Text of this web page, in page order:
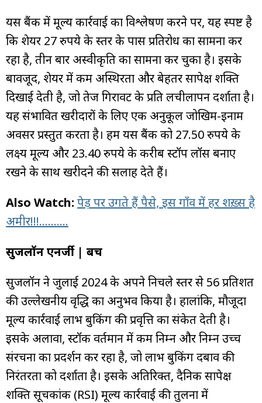
यस बैंक में मूल्य कार्रवाई का विश्लेषण करने पर, यह स्पष्ट है
कि शेयर 27 रुपये के स्तर के पास प्रतिरोध का सामना कर
रहा है, तीन बार अस्वीकृति का सामना कर चुका है। इसके
बावजूद, शेयर में कम अस्थिरता और बेहतर सापेक्ष शक्ति
दिखाई देती है, जो तेज गिरावट के प्रति लचीलापन दर्शाता है।
यह संभावित खरीदारों के लिए एक अनुकूल जोखिम-इनाम
अवसर प्रस्तुत करता है। हम यस बैंक को 27.50 रुपये के
लक्ष्य मूल्य और 23.40 रुपये के करीब स्टॉप लॉस बनाए
रखने के साथ खरीदने की सलाह देते हैं।
Also Watch: पेड़ पर उगते हैं पैसे, इस गाँव में हर शख़्स है
अमीर!!!……….
सुजलॉन एनर्जी | बचें
सुजलॉन ने जुलाई 2024 के अपने निचले स्तर से 56 प्रतिशत
की उल्लेखनीय वृद्धि का अनुभव किया है। हालांकि, मौजूदा
मूल्य कार्रवाई लाभ बुकिंग की प्रवृत्ति का संकेत देती है।
इसके अलावा, स्टॉक वर्तमान में कम निम्न और निम्न उच्च
संरचना का प्रदर्शन कर रहा है, जो लाभ बुकिंग दबाव की
निरंतरता को दर्शाता है। इसके अतिरिक्त, दैनिक सापेक्ष
शक्ति सूचकांक (RSI) मूल्य कार्रवाई की तुलना में